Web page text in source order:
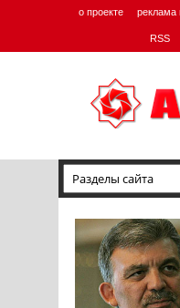
о проекте реклама
RSS